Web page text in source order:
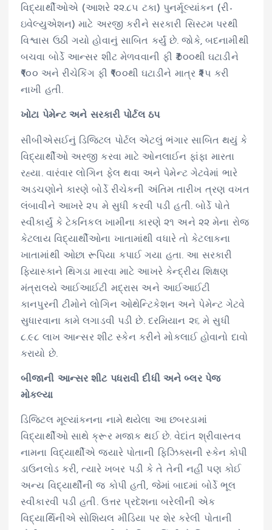
વિદ્યાર્થીઓએ (આશરે ૨૨.૮૫ ટકા) પુનર્મૂલ્યાંકન (રી-
ઇવેલ્યુએશન) માટે અરજી કરીને સરકારી સિસ્ટમ પરથી
વિશ્વાસ ઉઠી ગયો હોવાનું સાબિત કર્યું છે. જોકે, બદનામીથી
બચવા બોર્ડે આન્સર શીટ મેળવવાની ફી ₹૭૦૦થી ઘટાડીને
₹૧૦૦ અને રીચેકિંગ ફી ₹૧૦૦થી ઘટાડીને માત્ર ₹૨૫ કરી
નાખી હતી.
ખોટા પેમેન્ટ અને સરકારી પોર્ટલ ઠપ
સીબીએસઈનું ડિજિટલ પોર્ટલ એટલું ભંગાર સાબિત થયું કે
વિદ્યાર્થીઓ અરજી કરવા માટે ઓનલાઈન ફાંફા મારતા
રહ્યા. વારંવાર લોગિન ફેલ થવા અને પેમેન્ટ ગેટવેમાં ભારે
અડચણોને કારણે બોર્ડે રીચેકની અંતિમ તારીખ ત્રણ વખત
લંબાવીને આખરે ૨૫ મે સુધી કરવી પડી હતી. બોર્ડે પોતે
સ્વીકાર્યું કે ટેકનિકલ ખામીના કારણે ૨૧ અને ૨૨ મેના રોજ
કેટલાય વિદ્યાર્થીઓના ખાતામાંથી વધારે તો કેટલાકના
ખાતામાંથી ઓછા રૂપિયા કપાઈ ગયા હતા. આ સરકારી
ફિયાસ્કાને થિગડા મારવા માટે આખરે કેન્દ્રીય શિક્ષણ
મંત્રાલયે આઈઆઈટી મદ્રાસ અને આઈઆઈટી
કાનપુરની ટીમોને લોગિન ઓથેન્ટિકેશન અને પેમેન્ટ ગેટવે
સુધારવાના કામે લગાડવી પડી છે. દરમિયાન ૨૬ મે સુધી
૮.૯૮ લાખ આન્સર શીટ સ્કેન કરીને મોકલાઈ હોવાનો દાવો
કરાયો છે.
બીજાની આન્સર શીટ પધરાવી દીધી અને બ્લર પેજ
મોકલ્યા
ડિજિટલ મૂલ્યાંકનના નામે થયેલા આ છબરડામાં
વિદ્યાર્થીઓ સાથે ક્રૂર મજાક થઈ છે. વેદાંત શ્રીવાસ્તવ
નામના વિદ્યાર્થીએ જ્યારે પોતાની ફિઝિક્સની સ્કેન કોપી
ડાઉનલોડ કરી, ત્યારે ખબર પડી કે તે તેની નહીં પણ કોઈ
અન્ય વિદ્યાર્થીની જ કોપી હતી, જેમાં બાદમાં બોર્ડે ભૂલ
સ્વીકારવી પડી હતી. ઉત્તર પ્રદેશના બરેલીની એક
વિદ્યાર્થિનીએ સોશિયલ મીડિયા પર શેર કરેલી પોતાની